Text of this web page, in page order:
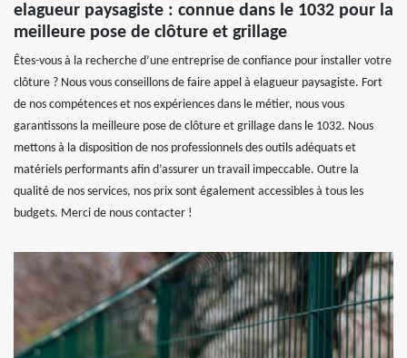
elagueur paysagiste : connue dans le 1032 pour la
meilleure pose de clôture et grillage
Êtes-vous à la recherche d’une entreprise de confiance pour installer votre
clôture ? Nous vous conseillons de faire appel à elagueur paysagiste. Fort
de nos compétences et nos expériences dans le métier, nous vous
garantissons la meilleure pose de clôture et grillage dans le 1032. Nous
mettons à la disposition de nos professionnels des outils adéquats et
matériels performants afin d’assurer un travail impeccable. Outre la
qualité de nos services, nos prix sont également accessibles à tous les
budgets. Merci de nous contacter !